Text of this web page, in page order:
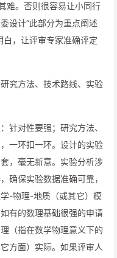
难。否则很容易让小同行
设计“此部分为重点阐述
白，让评审专家准确评定
究方法、技术路线、实验
针对性要强；研究方法、
一环扣一环。设计的实验
，毫无新意。实验分析涉
确保实验数据准确可靠，
-物理-地质（或其它）模
有的数理基础很强的申请
（指在数学物理意义下的
方面）实际。如果评审人